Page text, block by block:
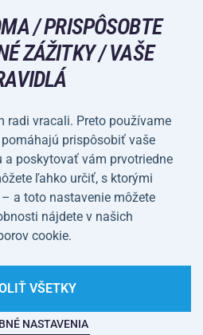
Ochrana osobných
údajov
/ PRISPÔSOBTE
ZÁŽITKY / VAŠE
radi vracali. Preto používame
prispôsobiť vaše
a poskytovať vám prvotriedne
ľahko určiť, s ktorými
a toto nastavenie môžete
nájdete v našich
cookie.
NASTAVENIA
VŠETKY